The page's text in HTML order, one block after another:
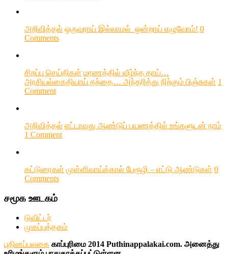
அறிவித்தல் ஒருவராய் இல்லாமல் ஒன்றாய் எழுவோம்! 0
Comments
சிறப்பு செய்திகள் மரணத்தில் வீழ்ந்த தாய்…
அரசியல்கைதியாய் தந்தை… அந்தரித்து நிற்கும் பிஞ்சுகள் 1
Comment
அறிவித்தல் எட்டாவது ஆண்டுப் பயணத்தில் உங்களுடன் நாம்
1 Comment
கட்டுரைகள் முள்ளிவாய்க்கால் பேரூழி – எட்டு ஆண்டுகள் 0
Comments
சமூக ஊடகம்
டுவிட்டர்
முகப்புத்தகம்
புதினப்பலகை காப்புரிமை 2014 Puthinappalakai.com. அனைத்து